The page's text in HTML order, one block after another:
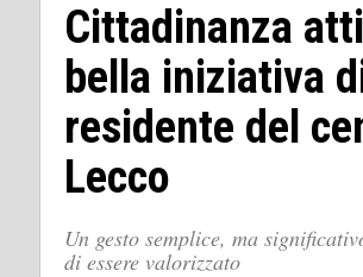
Cittadinanza
bella iniziativa
residente del
Lecco
Un gesto semplice, ma
di essere valorizzato